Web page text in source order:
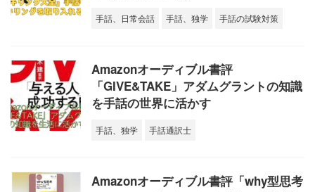
手話、日常会話 手話、独学 手話の試験対策
Amazonオーディブル書評
「GIVE&TAKE」アダムグラントの知識
を手話の世界に活かす
手話、独学 手話通訳士
Amazonオーディブル書評「why型思考